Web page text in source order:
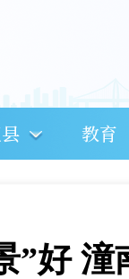
教育
”好